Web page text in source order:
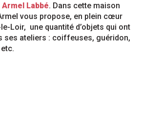
Armel Labbé. Dans cette maison
vous propose, en plein cœur
Loir, une quantité d’objets qui ont
ses ateliers : coiffeuses, guéridon,